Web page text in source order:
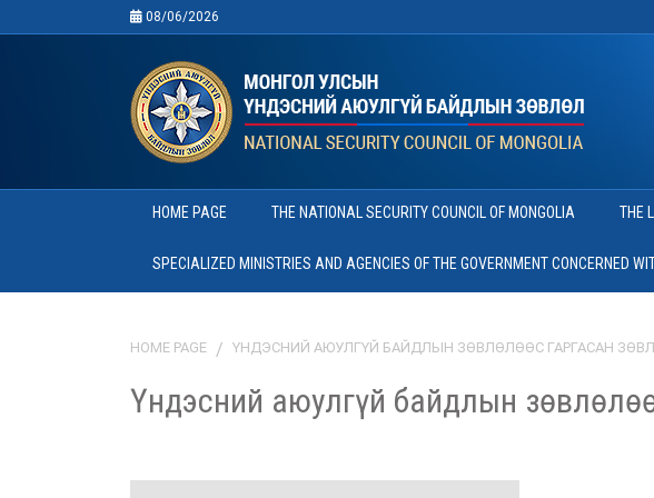
08/06/2026
HOME PAGE THE NATIONAL SECURITY COUNCIL OF MONGOLIA THE
SPECIALIZED MINISTRIES AND AGENCIES OF THE GOVERNMENT CONCERNED
HOME PAGE ҮНДЭСНИЙ АЮУЛГҮЙ БАЙДЛЫН ЗӨВЛӨЛӨӨС ГАРГАСАН
Үндэсний аюулгүй байдлын